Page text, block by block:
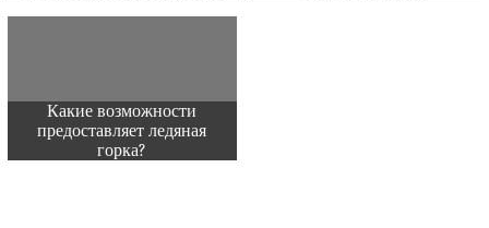
Какие возможности
предоставляет ледяная
горка?